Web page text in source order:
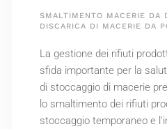
SMALTIMENTO MACERIE DA
DISCARICA DI MACERIE DA
La gestione dei rifiuti
sfida importante per la
di stoccaggio di macerie
lo smaltimento dei rifiuti
stoccaggio temporaneo e